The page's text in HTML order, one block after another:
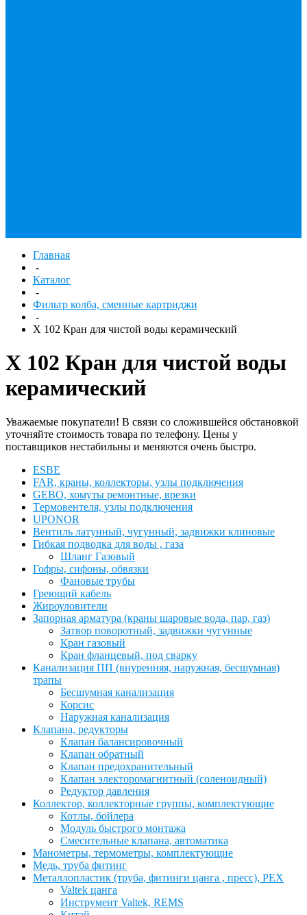
Главная
-
Каталог
-
Фильтр колба, сменные картриджи
-
Х 102 Кран для чистой воды керамический
Х 102 Кран для чистой воды
керамический
Уважаемые покупатели! В связи со сложившейся обстановкой
уточняйте стоимость товара по телефону. Цены у
поставщиков нестабильны и меняются очень быстро.
ESBЕ
FAR, краны, коллекторы, узлы подключения
GEBO, хомуты ремонтные, врезки
Tермовентеля, узлы подключения
UPONOR
Вентиль латунный, чугунный, задвижки клиновые
Гибкая подводка для воды , газа
Шланг Газовый
Гофры, сифоны, обвязки
Фановые трубы
Греющий кабель
Жироуловители
Запорная арматура (краны шаровые вода, пар, газ)
Затвор поворотный, задвижки чугунные
Кран газовый
Кран фланцевый, под сварку
Канализация ПП (внуренняя, наружная, бесшумная)
трапы
Бесшумная канализация
Корсис
Наружная канализация
Клапана, редукторы
Клапан балансировочный
Клапан обратный
Клапан предохранительный
Клапан электоромагнитный (соленоидный)
Редуктор давления
Коллектор, коллекторные группы, комплектующие
Котлы, бойлера
Модуль быстрого монтажа
Смесительные клапана, автоматика
Манометры, термометры, комплектующие
Медь, труба фитинг
Металлопластик (труба, фитинги цанга , пресс), PEX
Valtek цанга
Инструмент Valtek, REMS